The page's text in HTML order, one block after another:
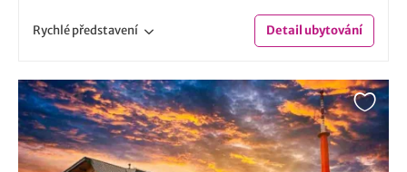
Rychlépředstavení Detailubytování